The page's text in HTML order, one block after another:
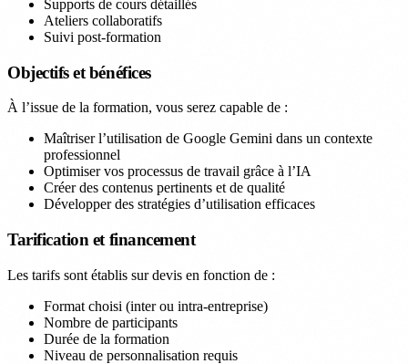
Supports de cours détaillés
Ateliers collaboratifs
Suivi post-formation
Objectifs et bénéfices
À l’issue de la formation, vous serez capable de :
Maîtriser l’utilisation de Google Gemini dans un contexte
professionnel
Optimiser vos processus de travail grâce à l’IA
Créer des contenus pertinents et de qualité
Développer des stratégies d’utilisation efficaces
Tarification et financement
Les tarifs sont établis sur devis en fonction de :
Format choisi (inter ou intra-entreprise)
Nombre de participants
Durée de la formation
Niveau de personnalisation requis